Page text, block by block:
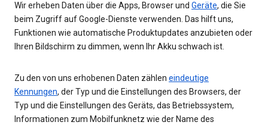
Wir erheben Daten über die Apps, Browser und Geräte, die Sie
beim Zugriff auf Google-Dienste verwenden. Das hilft uns,
Funktionen wie automatische Produktupdates anzubieten oder
Ihren Bildschirm zu dimmen, wenn Ihr Akku schwach ist.
Zu den von uns erhobenen Daten zählen eindeutige
Kennungen, der Typ und die Einstellungen des Browsers, der
Typ und die Einstellungen des Geräts, das Betriebssystem,
Informationen zum Mobilfunknetz wie der Name des